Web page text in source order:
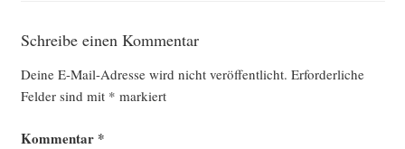
Schreibe einen Kommentar
Deine E-Mail-Adresse wird nicht veröffentlicht. Erforderliche
Felder sind mit * markiert
Kommentar *